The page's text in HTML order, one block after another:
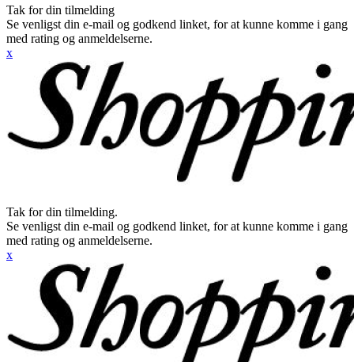
Tak for din tilmelding
Se venligst din e-mail og godkend linket, for at kunne komme i gang
med rating og anmeldelserne.
x
Tak for din tilmelding.
Se venligst din e-mail og godkend linket, for at kunne komme i gang
med rating og anmeldelserne.
x